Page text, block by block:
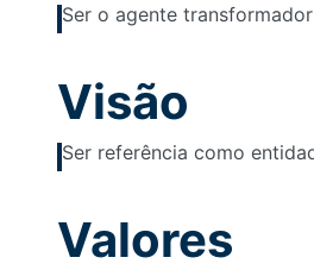
Ser o agente
Visão
Ser referência como
Valores